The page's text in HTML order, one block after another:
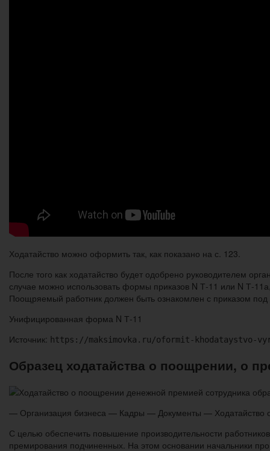
Ходатайство можно оформить так, как показано на с. 123.
После того как ходатайство будет одобрено руководителем
случае можно использовать формы приказов N Т-11 или N Т-
Поощряемый работник должен быть ознакомлен с приказом под
Унифицированная форма N Т-11
Источник: https://maksimovka.ru/oformit-khodataystvo-
Образец ходатайства о поощрении, о
— Организация бизнеса — Кадры — Документы — Ходатайство
С целью обеспечить повышение производительности
премирования подчиненных. На этом основании начальники